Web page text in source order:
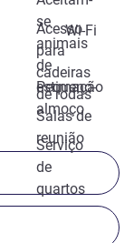
se
animais
de
estimação
Acesso
para
cadeiras
de rodas
Wi-Fi
Pequeno-
almoço
Salas de
reunião
Serviço
de
quartos